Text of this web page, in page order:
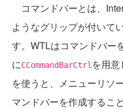
コマンドバーとは、
ようなグリップが付いて
す。WTLはコマンドバー
にCCommandBarCtrl を用意
を使うと、メニューリソ
マンドバーを作成するこ